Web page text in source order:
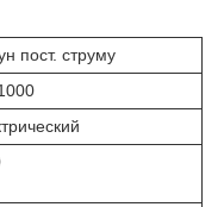
пост. струму